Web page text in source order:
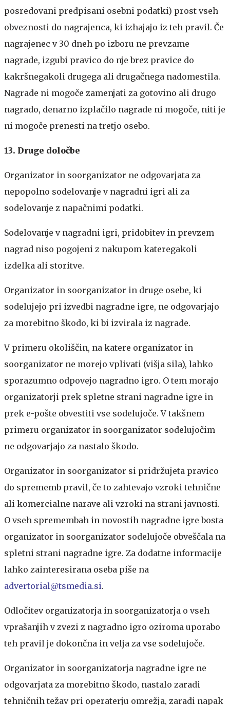
posredovani predpisani osebni podatki) prost vseh
obveznosti do nagrajenca, ki izhajajo iz teh pravil. Če
nagrajenec v 30 dneh po izboru ne prevzame
nagrade, izgubi pravico do nje brez pravice do
kakršnegakoli drugega ali drugačnega nadomestila.
Nagrade ni mogoče zamenjati za gotovino ali drugo
nagrado, denarno izplačilo nagrade ni mogoče, niti je
ni mogoče prenesti na tretjo osebo.
13. Druge določbe
Organizator in soorganizator ne odgovarjata za
nepopolno sodelovanje v nagradni igri ali za
sodelovanje z napačnimi podatki.
Sodelovanje v nagradni igri, pridobitev in prevzem
nagrad niso pogojeni z nakupom kateregakoli
izdelka ali storitve.
Organizator in soorganizator in druge osebe, ki
sodelujejo pri izvedbi nagradne igre, ne odgovarjajo
za morebitno škodo, ki bi izvirala iz nagrade.
V primeru okoliščin, na katere organizator in
soorganizator ne morejo vplivati (višja sila), lahko
sporazumno odpovejo nagradno igro. O tem morajo
organizatorji prek spletne strani nagradne igre in
prek e-pošte obvestiti vse sodelujoče. V takšnem
primeru organizator in soorganizator sodelujočim
ne odgovarjajo za nastalo škodo.
Organizator in soorganizator si pridržujeta pravico
do sprememb pravil, če to zahtevajo vzroki tehnične
ali komercialne narave ali vzroki na strani javnosti.
O vseh spremembah in novostih nagradne igre bosta
organizator in soorganizator sodelujoče obveščala na
spletni strani nagradne igre. Za dodatne informacije
lahko zainteresirana oseba piše na
advertorial@tsmedia.si.
Odločitev organizatorja in soorganizatorja o vseh
vprašanjih v zvezi z nagradno igro oziroma uporabo
teh pravil je dokončna in velja za vse sodelujoče.
Organizator in soorganizatorja nagradne igre ne
odgovarjata za morebitno škodo, nastalo zaradi
tehničnih težav pri operaterju omrežja, zaradi napak